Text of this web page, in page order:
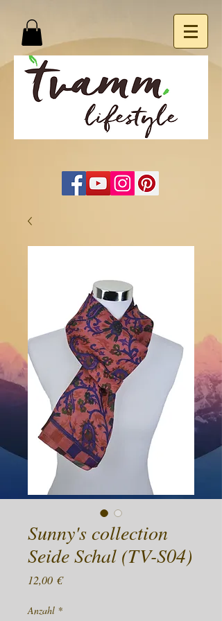
Sunny's collection
Seide Schal (TV-S04)
12,00 €Preis
Anzahl *